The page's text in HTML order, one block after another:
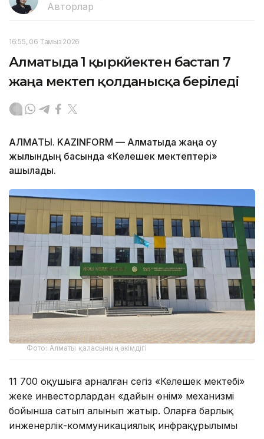
Авторлар
16:55, 06 Тамыз 2026
Алматыда 1 қыркүйектен бастап 7
жаңа мектеп қолданысқа беріледі
АЛМАТЫ. KAZINFORM — Алматыда жаңа оқу
жылындың басында «Келешек мектептері»
ашылады.
Фото: Алматы қаласының әкімдігі
11 700 оқушыға арналған сегіз «Келешек мектебі»
жеке инвесторлардан «дайын өнім» механизмі
бойынша сатып алынып жатыр. Оларға барлық
инженерлік-коммуникациялық инфрақұрылымы